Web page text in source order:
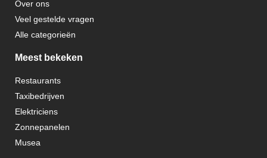
Over ons
Veel gestelde vragen
Alle categorieën
Meest bekeken
Restaurants
Taxibedrijven
Elektriciens
Zonnepanelen
Musea